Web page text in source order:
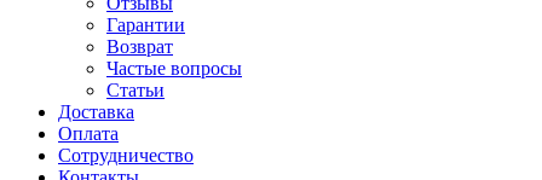
Гарантии
Возврат
Частые вопросы
Статьи
Доставка
Оплата
Сотрудничество